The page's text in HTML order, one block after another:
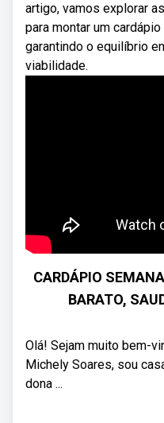
artigo, vamos explorar
para montar um
garantindo o equilíbrio
viabilidade.
CARDÁPIO
BARATO,
Olá! Sejam muito bem-
Michely Soares, sou
dona ...